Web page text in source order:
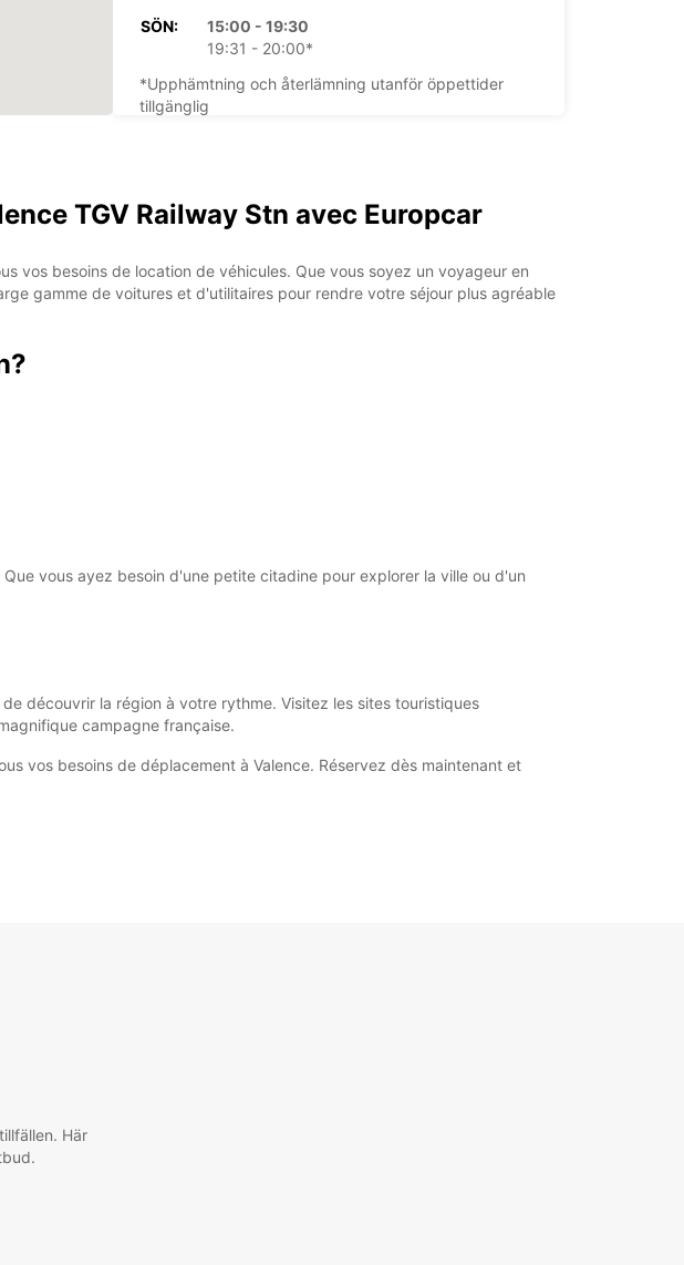
SÖN:
15:00 - 19:30
19:31 - 20:00*
*Upphämtning och återlämning utanför öppettider
tillgänglig
TGV Railway Stn avec Europcar
vos besoins de location de véhicules. Que vous soyez un voyageur en
gamme de voitures et d'utilitaires pour rendre votre séjour plus agréable
vous ayez besoin d'une petite citadine pour explorer la ville ou d'un
découvrir la région à votre rythme. Visitez les sites touristiques
campagne française.
vos besoins de déplacement à Valence. Réservez dès maintenant et
Här